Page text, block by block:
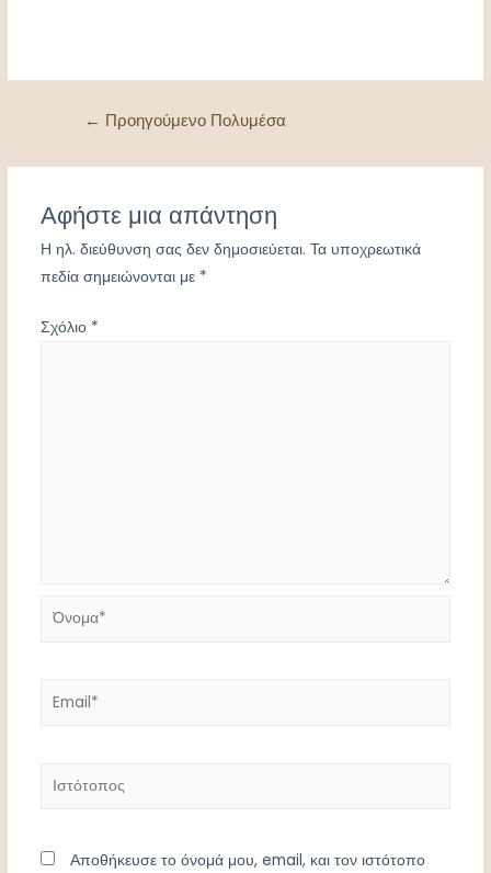
Πλοήγηση
← Προηγούμενο Πολυμέσα
Αφήστε μια απάντηση
Η ηλ. διεύθυνση σας δεν δημοσιεύεται. Τα υποχρεωτικά
πεδία σημειώνονται με *
Σχόλιο *
Όνομα*
Email*
Ιστότοπος
Αποθήκευσε το όνομά μου, email, και τον ιστότοπο